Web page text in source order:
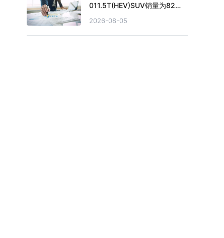
011.5T(HEV)SUV销量为82
2026-08-05